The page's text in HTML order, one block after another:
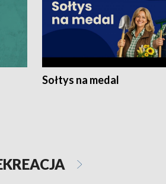
Sołtys na medal